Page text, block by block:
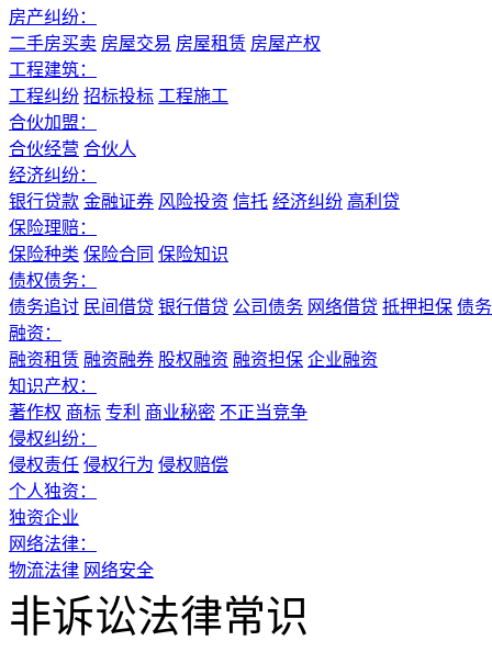
房产纠纷：
二手房买卖 房屋交易 房屋租赁 房屋产权
工程建筑：
工程纠纷 招标投标 工程施工
合伙加盟：
合伙经营 合伙人
经济纠纷：
银行贷款 金融证券 风险投资 信托 经济纠纷 高利贷
保险理赔：
保险种类 保险合同 保险知识
债权债务：
债务追讨 民间借贷 银行借贷 公司债务 网络借贷 抵押担保 债
融资：
融资租赁 融资融券 股权融资 融资担保 企业融资
知识产权：
著作权 商标 专利 商业秘密 不正当竞争
侵权纠纷：
侵权责任 侵权行为 侵权赔偿
个人独资：
独资企业
网络法律：
物流法律 网络安全
非诉讼法律常识